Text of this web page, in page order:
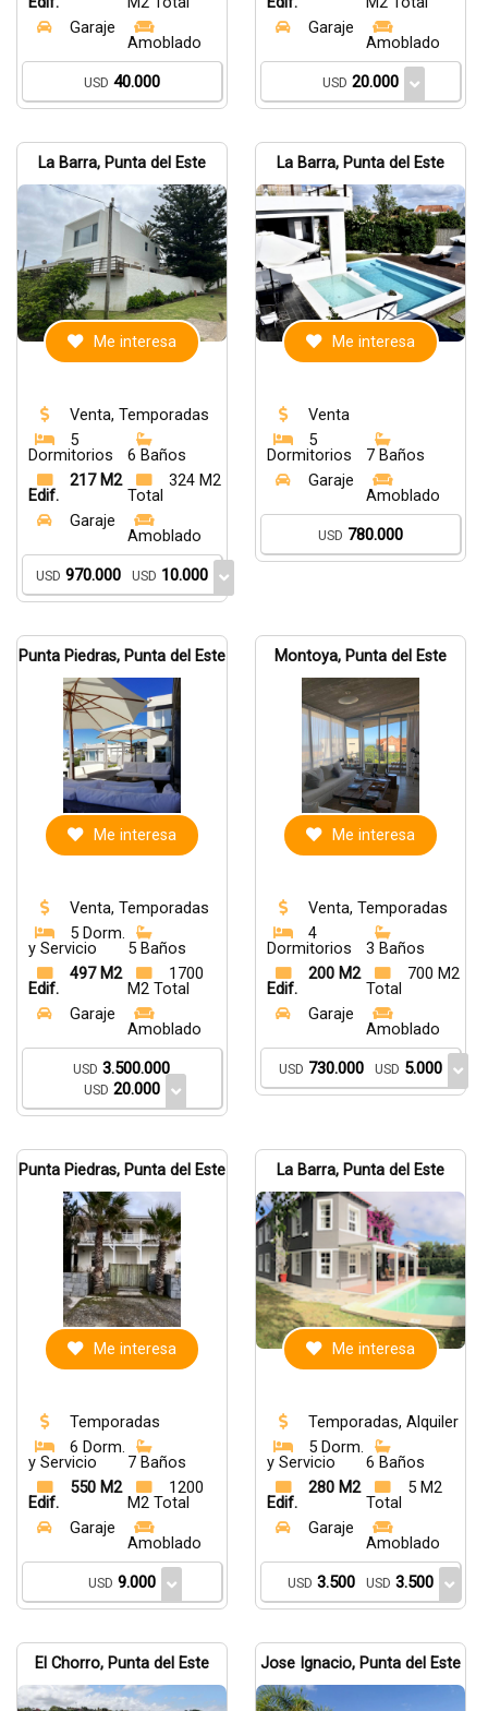
Garaje
Amoblado
USD 40.000
Garaje
Amoblado
USD 20.000
La Barra, Punta del Este
Me interesa
Venta, Temporadas
5
Dormitorios
6 Baños
217 M2
Edif.
324 M2
Total
Garaje
Amoblado
USD 970.000 USD 10.000
La Barra, Punta del Este
Me interesa
Venta
5
Dormitorios
7 Baños
Garaje
Amoblado
USD 780.000
Punta Piedras, Punta del Este
Me interesa
Venta, Temporadas
5 Dorm.
y Servicio
5 Baños
497 M2
Edif.
1700
M2 Total
Garaje
Amoblado
USD 3.500.000
USD 20.000
Montoya, Punta del Este
Me interesa
Venta, Temporadas
4
Dormitorios
3 Baños
200 M2
Edif.
700 M2
Total
Garaje
Amoblado
USD 730.000 USD 5.000
Punta Piedras, Punta del Este
Me interesa
Temporadas
6 Dorm.
y Servicio
7 Baños
550 M2
Edif.
1200
M2 Total
Garaje
Amoblado
USD 9.000
La Barra, Punta del Este
Me interesa
Temporadas, Alquiler
5 Dorm.
y Servicio
6 Baños
280 M2
Edif.
5 M2
Total
Garaje
Amoblado
USD 3.500 USD 3.500
El Chorro, Punta del Este Jose Ignacio, Punta del Este